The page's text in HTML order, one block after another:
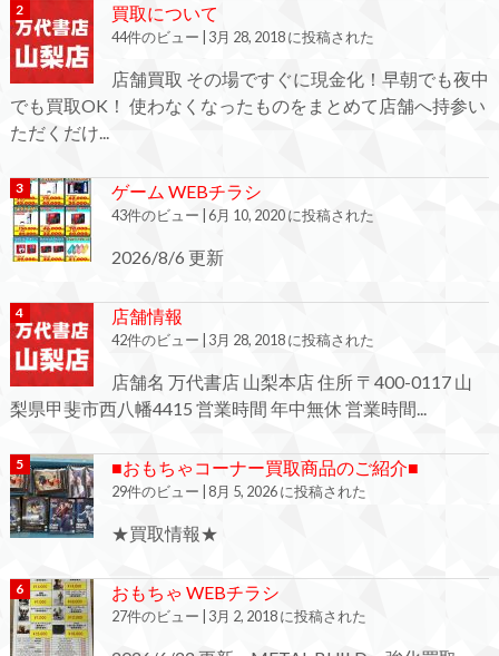
買取について
44件のビュー 3月 28, 2018 に投稿された
店舗買取 その場ですぐに現金化！早朝でも夜中
でも買取OK！ 使わなくなったものをまとめて店舗へ持参い
ただくだけ...
ゲーム WEBチラシ
43件のビュー 6月 10, 2020 に投稿された
2026/8/6 更新
店舗情報
42件のビュー 3月 28, 2018 に投稿された
店舗名 万代書店 山梨本店 住所 〒400-0117 山
梨県甲斐市西八幡4415 営業時間 年中無休 営業時間...
■おもちゃコーナー買取商品のご紹介■
29件のビュー 8月 5, 2026 に投稿された
★買取情報★
おもちゃ WEBチラシ
27件のビュー 3月 2, 2018 に投稿された